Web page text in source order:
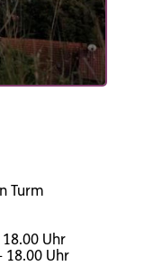
Turm
Uhr
18.00 Uhr